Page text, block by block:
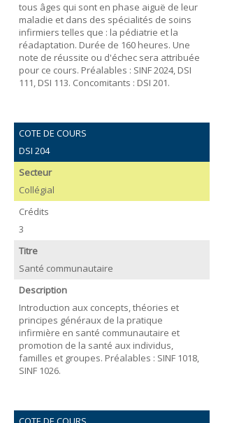
tous âges qui sont en phase aiguë de leur
maladie et dans des spécialités de soins
infirmiers telles que : la pédiatrie et la
réadaptation. Durée de 160 heures. Une
note de réussite ou d'échec sera attribuée
pour ce cours. Préalables : SINF 2024, DSI
111, DSI 113. Concomitants : DSI 201.
COTE DE COURS
DSI 204
Secteur
Collégial
Crédits
3
Titre
Santé communautaire
Description
Introduction aux concepts, théories et
principes généraux de la pratique
infirmière en santé communautaire et
promotion de la santé aux individus,
familles et groupes. Préalables : SINF 1018,
SINF 1026.